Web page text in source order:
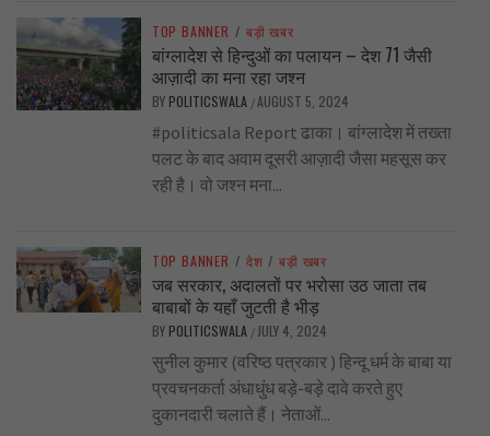
TOP BANNER / बड़ी खबर
बांग्लादेश से हिन्दुओं का पलायन – देश 71 जैसी
आज़ादी का मना रहा जश्न
BY POLITICSWALA /AUGUST 5, 2024
#politicsala Report ढाका। बांग्लादेश में तख्ता
पलट के बाद अवाम दूसरी आज़ादी जैसा महसूस कर
रही है। वो जश्न मना...
TOP BANNER / देश / बड़ी खबर
जब सरकार, अदालतों पर भरोसा उठ जाता तब
बाबाबों के यहाँ जुटती है भीड़
BY POLITICSWALA / JULY 4, 2024
सुनील कुमार (वरिष्ठ पत्रकार ) हिन्दू धर्म के बाबा या
प्रवचनकर्ता अंधाधुंध बड़े-बड़े दावे करते हुए
दुकानदारी चलाते हैं। नेताओं...